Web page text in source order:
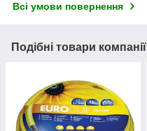
Всі умови повернення
Подібні товари компанії